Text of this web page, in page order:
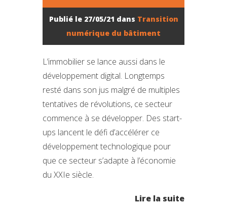
Publié le 27/05/21 dans Transition
numérique du bâtiment
L’immobilier se lance aussi dans le
développement digital. Longtemps
resté dans son jus malgré de multiples
tentatives de révolutions, ce secteur
commence à se développer. Des start-
ups lancent le défi d’accélérer ce
développement technologique pour
que ce secteur s’adapte à l’économie
du XXIe siècle.
Lire la suite